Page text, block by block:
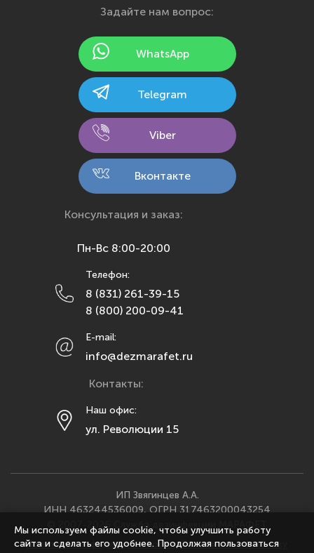
Йошкар-Ола
Калининград
Кемерово
Кострома
Краснодар
Красноярск
Махачкала
Москва
Набережные Челны
Нижний Новгород
Новосибирск
Омск
Пенза
Ростов-на-Дону
Задайте нам вопрос:
WhatsApp
Telegram
Viber
Вконтакте
Консультация и заказ:
Пн-Вс 8:00-20:00
Телефон:
8 (831) 261-39-15
8 (800) 200-09-41
E-mail:
info@dezmarafet.ru
Контакты:
Наш офис:
ул. Революции 15
ИП Звягинцев А.А.
ИНН 463244536009, ОГРН 317463200043254
© 2007-2026 Служба дезинфекции МАРАФЕТ
Политика конфиденциальности ·Согласие на обработку
Мы используем файлы cookie, чтобы улучшить работу
сайта и сделать его удобнее. Продолжая пользоваться